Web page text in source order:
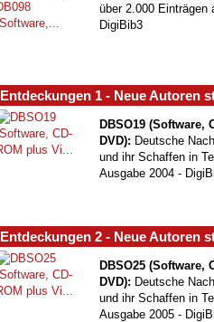
über 2.000 Einträgen
DigiBib3
Entdeckungen 1 - Neue Autoren
DBSO19 (Software,
DVD): Deutsche
und ihr Schaffen in
Ausgabe 2004 -
Entdeckungen 2 - Neue Autoren
DBSO25 (Software,
DVD): Deutsche
und ihr Schaffen in
Ausgabe 2005 -